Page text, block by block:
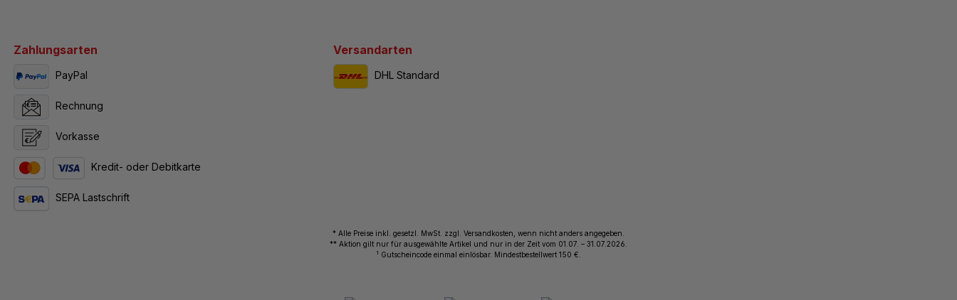
Zahlungsarten
PayPal
Rechnung
Vorkasse
Kredit- oder Debitkarte
SEPA Lastschrift
Versandarten
DHL Standard
* Alle Preise inkl. gesetzl. MwSt. zzgl. Versandkosten, wenn nicht anders angegeben.
** Aktion gilt nur für ausgewählte Artikel und nur in der Zeit vom 01.07. – 31.07.2026.
1 Gutscheincode einmal einlösbar. Mindestbestellwert 150 €.